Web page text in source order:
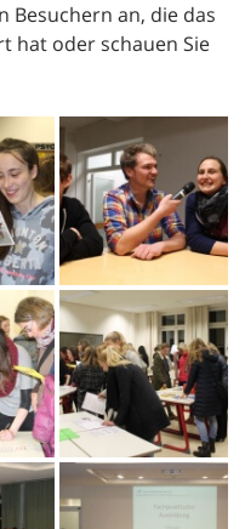
Besuchern an, die das
hat oder schauen Sie